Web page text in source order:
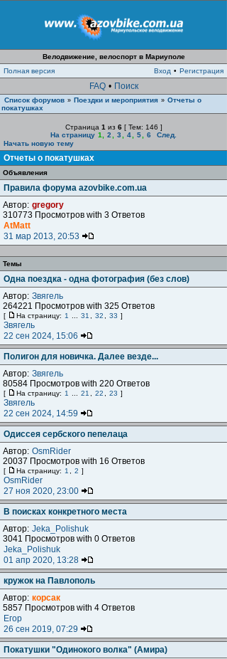
Велодвижение, велоспорт в Мариуполе
Полная версия
Вход • Регистрация
FAQ • Поиск
Список форумов » Поездки и мероприятия » Отчеты о
покатушках
Страница 1 из 6[ Тем: 146 ]
На страницу 1 2 3 4 5 6
След.
Начать новую тему
Отчеты о покатушках
Объявления
Правила форума azovbike.com.ua
Автор: gregory
310773 Просмотров with 3 Ответов
AtMatt
31 мар 2013, 20:53
Темы
Одна поездка - одна фотография (без слов)
Автор: Звягель
264221 Просмотров with 325 Ответов
[ На страницу: 1 31 32 33 ]
Звягель
22 сен 2024, 15:06
Полигон для новичка. Далее везде...
Автор: Звягель
80584 Просмотров with 220 Ответов
[ На страницу: 1 21 22 23 ]
Звягель
22 сен 2024, 14:59
Одиссея сербского пепелаца
Автор: OsmRider
20037 Просмотров with 16 Ответов
[ На страницу: 1 2 ]
OsmRider
27 ноя 2020, 23:00
В поисках конкретного места
Автор: Jeka_Polishuk
3041 Просмотров with 0 Ответов
Jeka_Polishuk
01 апр 2020, 13:28
кружок на Павлополь
Автор: корсак
5857 Просмотров with 4 Ответов
Егор
26 сен 2019, 07:29
Покатушки "Одинокого волка" (Амира)